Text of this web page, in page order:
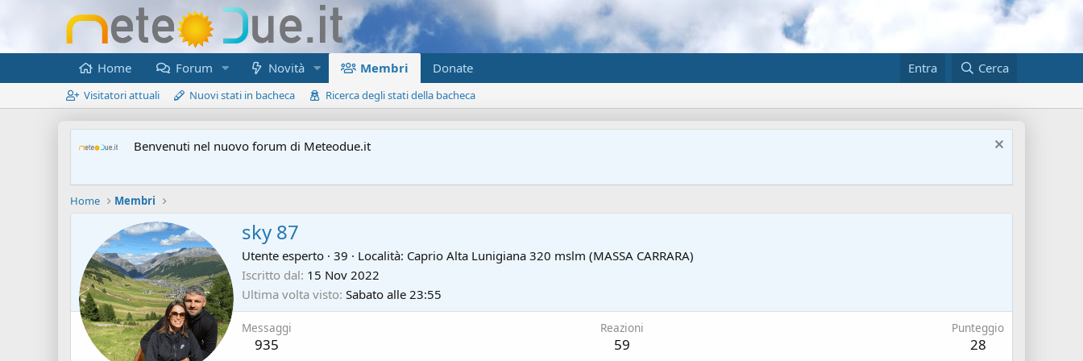
Home Forum Novità Membri Donate Entra Cerca
Visitatori attuali Nuovi stati in bacheca Ricerca degli stati della bacheca
Benvenuti nel nuovo forum di Meteodue.it
Home Membri
sky 87
Utente esperto · 39 · Località: Caprio Alta Lunigiana 320 mslm (MASSA CARRARA)
Iscritto dal 15 Nov 2022
Ultima volta visto Sabato alle 23:55
Messaggi
935
Reazioni
59
Punteggio
28